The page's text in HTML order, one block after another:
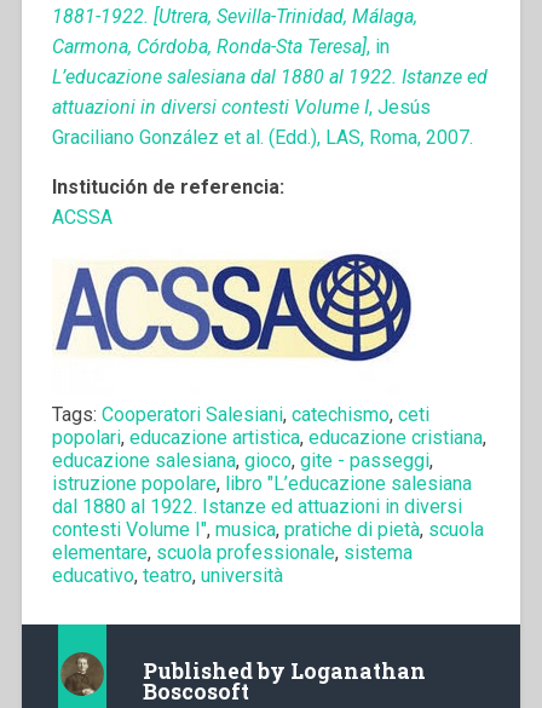
1881-1922. [Utrera, Sevilla-Trinidad, Málaga,
Carmona, Córdoba, Ronda-Sta Teresa], in
L’educazione salesiana dal 1880 al 1922. Istanze ed
attuazioni in diversi contesti Volume I, Jesús
Graciliano González et al. (Edd.), LAS, Roma, 2007.
Institución de referencia:
ACSSA
Tags: Cooperatori Salesiani, catechismo, ceti
popolari, educazione artistica, educazione cristiana,
educazione salesiana, gioco, gite - passeggi,
istruzione popolare, libro "L’educazione salesiana
dal 1880 al 1922. Istanze ed attuazioni in diversi
contesti Volume I", musica, pratiche di pietà, scuola
elementare, scuola professionale, sistema
educativo, teatro, università
Published by Loganathan
Boscosoft